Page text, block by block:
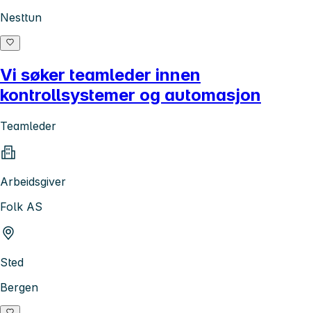
Nesttun
Vi søker teamleder innen
kontrollsystemer og automasjon
Teamleder
Arbeidsgiver
Folk AS
Sted
Bergen